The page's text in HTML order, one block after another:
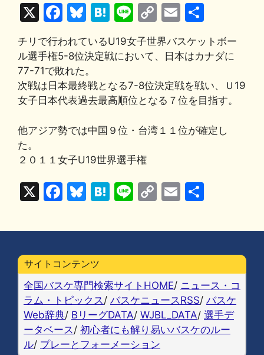
X
F
a
c
e
b
o
o
Bl
e
s
k
y
H
at
e
n
a
Li
n
e
C
o
p
y
Li
n
k
E
ai
有
チリで行われているU19女子世界バスケットボー
ル選手権5-8位決定戦において、日本はカナダに
77-71で敗れた。
次戦は日本最終戦となる7-8位決定戦を戦い、Ｕ19
女子日本代表過去最高順位となる７位を目指す。
他アジア勢では中国９位・台湾１１位が確定し
た。
２０１１女子U19世界選手権
X
F
c
b
o
o
k
Bl
e
k
y
H
e
Li
e
C
p
n
k
E
ai
サイトコンテンツ
全国バスケ専門検索サイトHOME/ ニュース・コ
ラム・トピックス/ バスケニュースRSS/ バスケ
Web辞典/ BリーグDATA/ WJBL_DATA/ 選手デ
ータベース/ 初心者にも解り易いバスケのルー
ル/ プレーとフォーメーション